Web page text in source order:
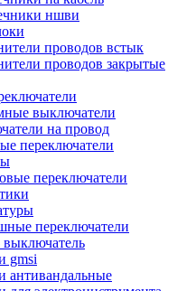
ншви
проводов встык
проводов закрытые
выключатели
на провод
переключатели
переключатели
переключатели
gmsi
антивандальные